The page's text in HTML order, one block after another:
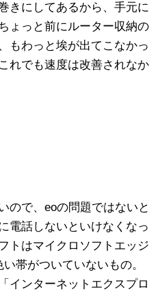
きにしてあるから、手元に
ょっと前にルーター収納の
もわっと埃が出てこなかっ
れでも速度は改善されなか
ので、eoの問題ではないと
電話しないといけなくなっ
はマイクロソフトエッジ
帯がついていないもの。
インターネットエクスプロ